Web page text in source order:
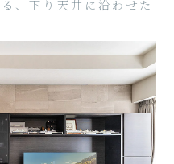
、下り天井に沿わせた